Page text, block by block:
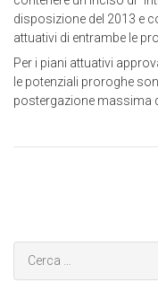
disposizione del 2013 e
attuativi di entrambe le
Per i piani attuativi
le potenziali proroghe
postergazione massima